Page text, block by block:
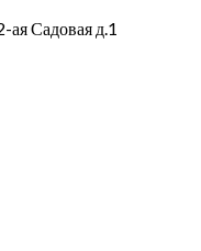
Садовая д.1